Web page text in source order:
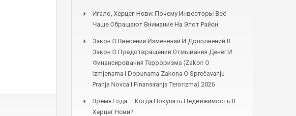
Игало, Херцег-Нови: Почему Инвесторы Всё
Чаще Обращают Внимание На Этот Район
Закон О Внесении Изменений И Дополнений В
Закон О Предотвращении Отмывания Денег И
Финансирования Терроризма (Zakon O
Izmjenama I Dopunama Zakona O Sprečavanju
Pranja Novca I Finansiranja Terorizma) 2026
Время Года – Когда Покупать Недвижимость В
Херцег Нови?